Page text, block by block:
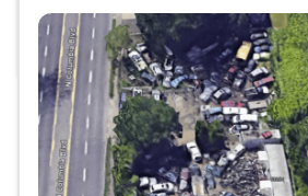
Precios de
Anuncio